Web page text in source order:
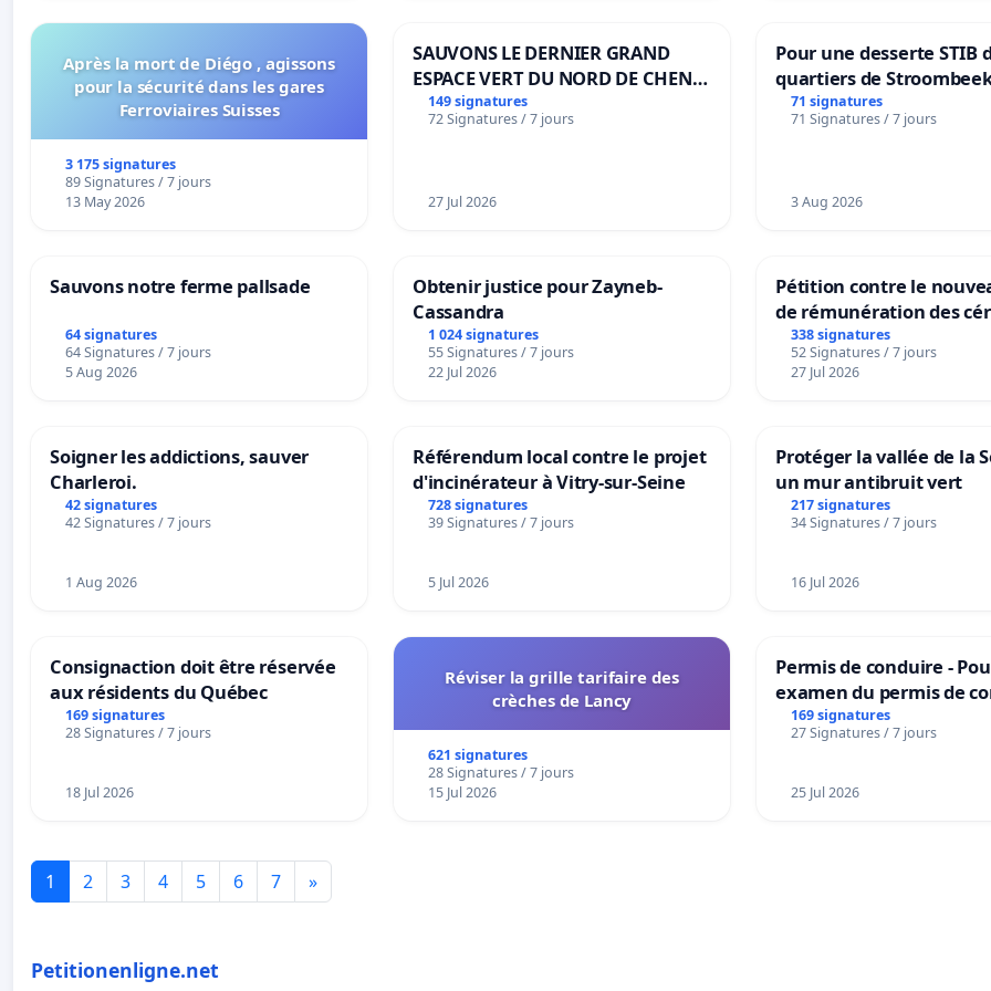
Après la mort de Diégo , agissons
pour la sécurité dans les gares
Ferroviaires Suisses
3 175 signatures
89 Signatures / 7 jours
13 May 2026
SAUVONS LE DERNIER GRAND
ESPACE VERT DU NORD DE CHENE-
BOUGERIES
149 signatures
72 Signatures / 7 jours
27 Jul 2026
Pour une desserte STIB
quartiers de
Beauval - Voor een
bediening van de wijken
71 signatures
71 Signatures / 7 jours
3 Aug 2026
Sauvons notre ferme pallsade
64 signatures
64 Signatures / 7 jours
5 Aug 2026
Obtenir justice pour Zayneb-
Cassandra
1 024 signatures
55 Signatures / 7 jours
22 Jul 2026
Pétition contre le
de rémunération des
panifiables de Swiss
sur la teneur en
338 signatures
52 Signatures / 7 jours
27 Jul 2026
Soigner les addictions, sauver
Charleroi.
42 signatures
42 Signatures / 7 jours
1 Aug 2026
Référendum local contre le projet
d'incinérateur à Vitry-sur-Seine
728 signatures
39 Signatures / 7 jours
5 Jul 2026
Protéger la vallée de la
un mur antibruit vert
217 signatures
34 Signatures / 7 jours
16 Jul 2026
Consignaction doit être réservée
aux résidents du Québec
169 signatures
28 Signatures / 7 jours
18 Jul 2026
Réviser la grille tarifaire des
crèches de Lancy
621 signatures
28 Signatures / 7 jours
15 Jul 2026
Permis de conduire -
examen du permis de
accessible dans
à Bruxelles
169 signatures
27 Signatures / 7 jours
25 Jul 2026
1 2 3 4 5 6 7 »
Petitionenligne.net